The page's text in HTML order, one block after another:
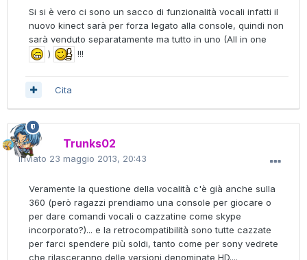
Si si è vero ci sono un sacco di funzionalità vocali infatti il
nuovo kinect sarà per forza legato alla console, quindi non
sarà venduto separatamente ma tutto in uno (All in one
)
!!!
Cita
Trunks02
Inviato 23 maggio 2013, 20:43
Veramente la questione della vocalità c'è già anche sulla
360 (però ragazzi prendiamo una console per giocare o
per dare comandi vocali o cazzatine come skype
incorporato?)... e la retrocompatibilità sono tutte cazzate
per farci spendere più soldi, tanto come per sony vedrete
che rilasceranno delle versioni denominate HD....